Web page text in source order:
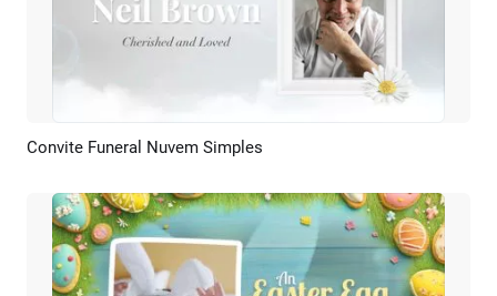
Pré-visualizar
Convite Funeral Nuvem Simples